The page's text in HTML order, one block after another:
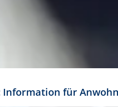
Information für